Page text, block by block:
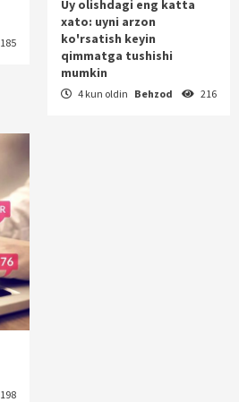
185
Uy olishdagi eng katta
xato: uyni arzon
ko'rsatish keyin
qimmatga tushishi
mumkin
4 kun oldin Behzod 216
198